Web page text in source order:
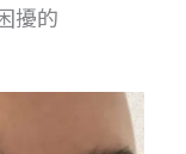
擾的